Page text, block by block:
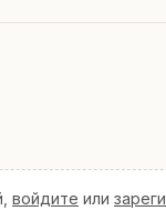
войдите или